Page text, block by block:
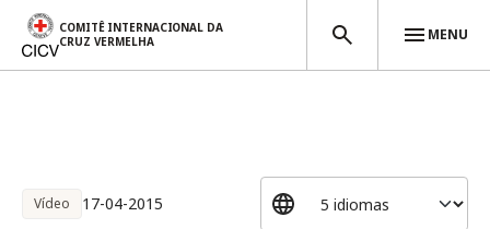
COMITÊ INTERNACIONAL DA
CRUZ VERMELHA
MENU
Vídeo 17-04-2015